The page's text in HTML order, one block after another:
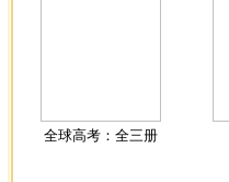
全球高考：全三册